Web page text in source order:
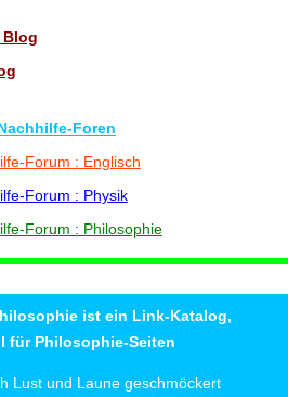
Foren
Forum : Englisch
Forum : Physik
Forum : Philosophie
ist ein Link-Katalog,
für Philosophie-Seiten
Lust und Laune geschmöckert